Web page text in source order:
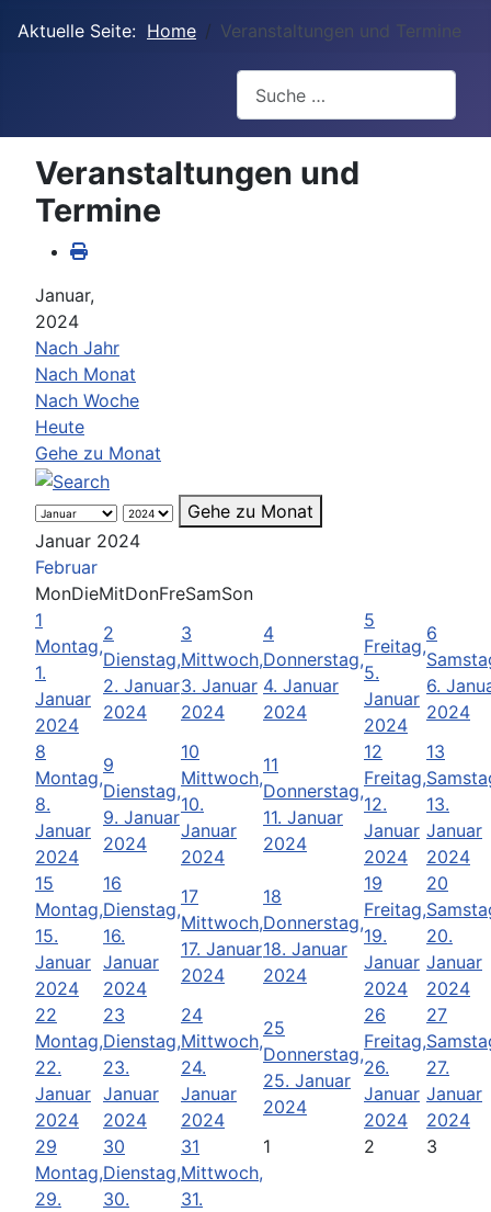
Aktuelle Seite: Home Veranstaltungen und Termine
Veranstaltungen und
Termine
Januar,
2024
Nach Jahr
Nach Monat
Nach Woche
Heute
Gehe zu Monat
Gehe zu Monat
Januar 2024
Februar
MonDieMitDonFreSamSon
1
Montag,
1.
Januar
2024
2
Dienstag,
2. Januar
2024
3
Mittwoch,
3. Januar
2024
4
Donnerstag,
4. Januar
2024
5
Freitag,
5.
Januar
2024
6
6.
2024
8
Montag,
8.
Januar
2024
9
Dienstag,
9. Januar
2024
10
Mittwoch,
10.
Januar
2024
11
Donnerstag,
11. Januar
2024
12
Freitag,
12.
Januar
2024
13
13.
Januar
2024
15
Montag,
15.
Januar
2024
16
Dienstag,
16.
Januar
2024
17
Mittwoch,
17. Januar
2024
18
Donnerstag,
18. Januar
2024
19
Freitag,
19.
Januar
2024
20
20.
Januar
2024
22
Montag,
22.
Januar
2024
23
Dienstag,
23.
Januar
2024
24
Mittwoch,
24.
Januar
2024
25
Donnerstag,
25. Januar
2024
26
Freitag,
26.
Januar
2024
27
27.
Januar
2024
29
Montag,
29.
30
Dienstag,
30.
31
Mittwoch,
31.
1 2 3